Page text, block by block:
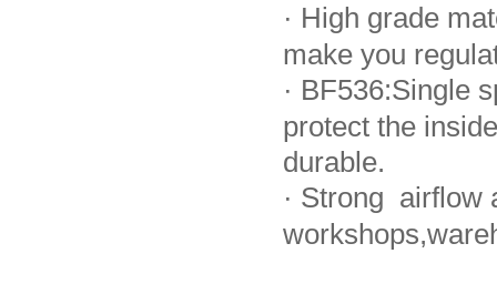
· High grade
make you
· BF536:Single
protect the
durable.
· Strong airflow